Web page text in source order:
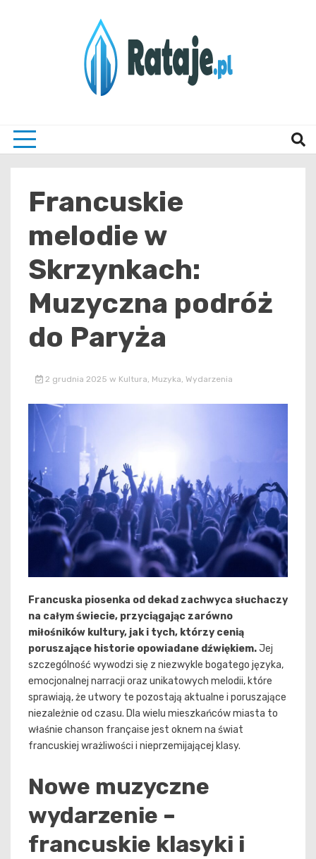
Francuskie
melodie w
Skrzynkach:
Muzyczna podróż
do Paryża
2 grudnia 2025 w Kultura, Muzyka, Wydarzenia
Francuska piosenka od dekad zachwyca słuchaczy
na całym świecie, przyciągając zarówno
miłośników kultury, jak i tych, którzy cenią
poruszające historie opowiadane dźwiękiem.Jej
szczególność wywodzi się z niezwykle bogatego języka,
emocjonalnej narracji oraz unikatowych melodii, które
sprawiają, że utwory te pozostają aktualne i poruszające
niezależnie od czasu. Dla wielu mieszkańców miasta to
właśnie chanson française jest oknem na świat
francuskiej wrażliwości i nieprzemijającej klasy.
Nowe muzyczne
wydarzenie –
francuskie klasyki i